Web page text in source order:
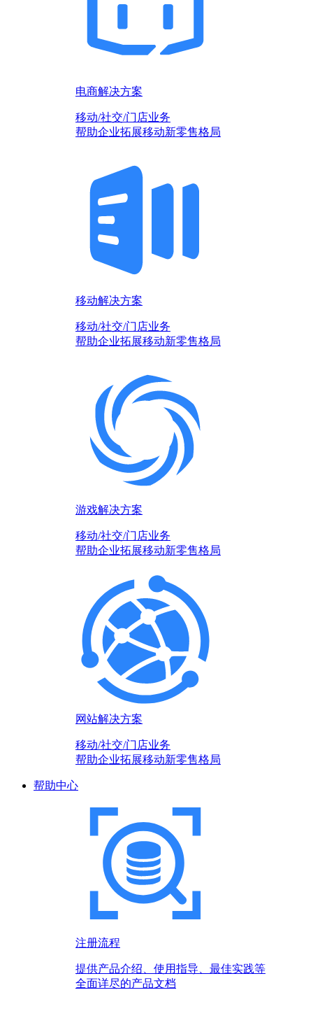
电商解决方案
移动/社交/门店业务
帮助企业拓展移动新零售格局
移动解决方案
移动/社交/门店业务
帮助企业拓展移动新零售格局
游戏解决方案
移动/社交/门店业务
帮助企业拓展移动新零售格局
网站解决方案
移动/社交/门店业务
帮助企业拓展移动新零售格局
帮助中心
注册流程
提供产品介绍、使用指导、最佳实践等
全面详尽的产品文档